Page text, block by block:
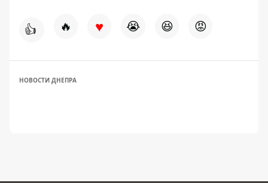
👍 🔥 ♥ 😭 😆 😡
НОВОСТИ ДНЕПРА